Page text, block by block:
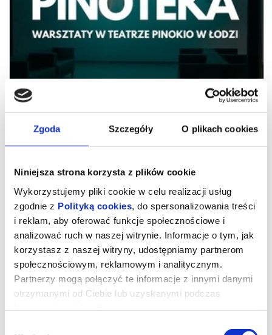
Zgoda Szczegóły O plikach cookies
Niniejsza strona korzysta z plików cookie
Wykorzystujemy pliki cookie w celu realizacji usług
zgodnie z Polityką cookies , do spersonalizowania treści
i reklam, aby oferować funkcje społecznościowe i
analizować ruch w naszej witrynie. Informacje o tym, jak
korzystasz z naszej witryny, udostępniamy partnerom
społecznościowym, reklamowym i analitycznym.
Partnerzy mogą połączyć te informacje z innymi danymi
otrzymanymi od Ciebie lub uzyskanymi podczas
Grupa przygotowawcza aktorska
(PINOTEKA)
Start: 23 lutego (poniedziałek), pierwsze spotkanie
Czas trwania: 2 godziny